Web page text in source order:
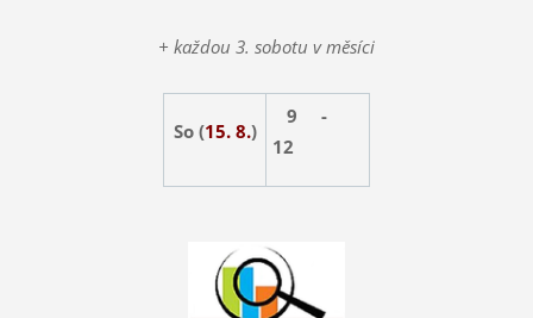
+ každou 3. sobotu v měsíci
So (15. 8.)
9 -
12